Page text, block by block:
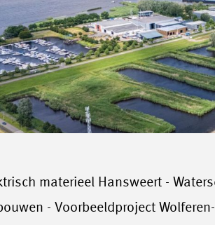
materieel Hansweert -
- Voorbeeldproject